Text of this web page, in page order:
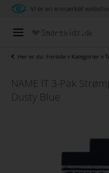
Vi er en e-mærket
Her er du: Forside » Kategorier »
NAME IT 3-Pak
Dusty Blue